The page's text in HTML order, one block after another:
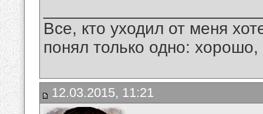
Все, кто уходил от меня
понял только одно:
12.03.2015, 11:21